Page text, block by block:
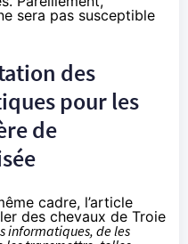
sera pas susceptible
des
pour les
de
cadre, l’article
des chevaux de Troie
informatiques, de les